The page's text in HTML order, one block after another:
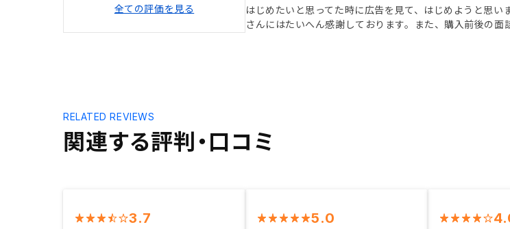
全ての評価を見る
はじめたいと思ってた時に広告を見て、はじめようと思
さんにはたいへん感謝しております。また、購入前後の
関連する評判・口コミ
RELATED REVIEWS
3.7 5.0